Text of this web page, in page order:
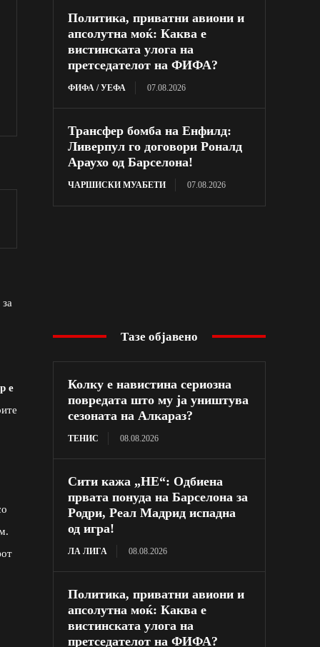
е
Политика, приватни авиони и
апсолутна моќ: Каква е
вистинската улога на
претседателот на ФИФА?
ФИФА / УЕФА 07.08.2026
Трансфер бомба на Енфилд:
Ливерпул го договори Роналд
Араухо од Барселона!
ЧАРШИСКИ МУАБЕТИ 07.08.2026
Тазе објавено
Колку е навистина сериозна
повредата што му ја уништува
сезоната на Алкараз?
ТЕНИС 08.08.2026
Сити кажа „НЕ“: Одбиена
првата понуда на Барселона за
Родри, Реал Мадрид испадна
од игра!
ЛА ЛИГА 08.08.2026
Политика, приватни авиони и
апсолутна моќ: Каква е
вистинската улога на
претседателот на ФИФА?